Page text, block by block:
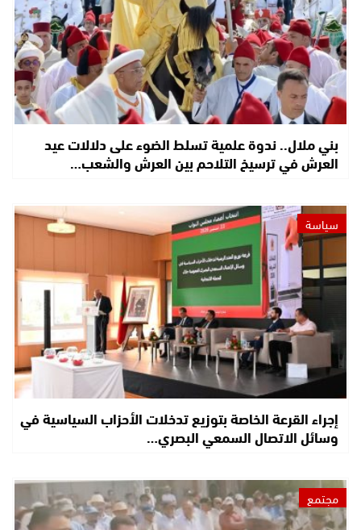
بني ملال.. ندوة علمية تسلط الضوء على دلالات عيد
العرش في ترسيخ التلاحم بين العرش والشعب…
سياسة
إجراء القرعة الخاصة بتوزيع تدخلات الأحزاب السياسية في
وسائل الاتصال السمعي البصري…
مجتمع